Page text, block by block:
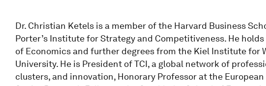
Dr. Christian Ketels is a member of the Harvard Business
Porter’s Institute for Strategy and Competitiveness. He
of Economics and further degrees from the Kiel Institute for
University. He is President of TCI, a global network of
clusters, and innovation, Honorary Professor at the